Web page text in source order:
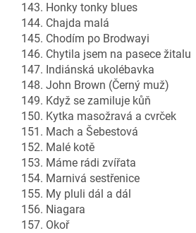
143. Honky tonky blues
144. Chajda malá
145. Chodím po Brodwayi
146. Chytila jsem na pasece žitalu
147. Indiánská ukolébavka
148. John Brown (Černý muž)
149. Když se zamiluje kůň
150. Kytka masožravá a cvrček
151. Mach a Šebestová
152. Malé kotě
153. Máme rádi zvířata
154. Marnivá sestřenice
155. My pluli dál a dál
156. Niagara
157. Okoř